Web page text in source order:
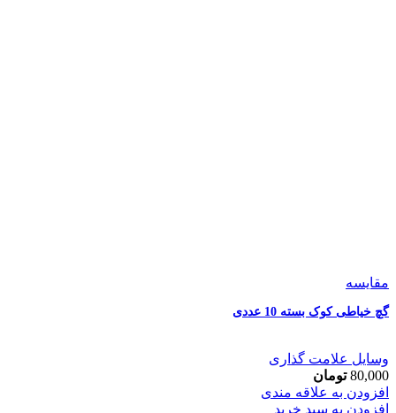
مقایسه
گچ خیاطی کوک بسته 10 عددی
وسایل علامت گذاری
80,000 تومان
افزودن به علاقه مندی
افزودن به سبد خرید